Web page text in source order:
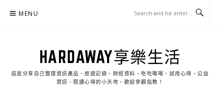
MENU
HARDAWAY享樂生活
這是分享自己整理資訊產品、旅遊記錄、財經資料、吃吃喝喝、試用心得、公益
資訊、閱讀心得的小天地，歡迎參觀指教！